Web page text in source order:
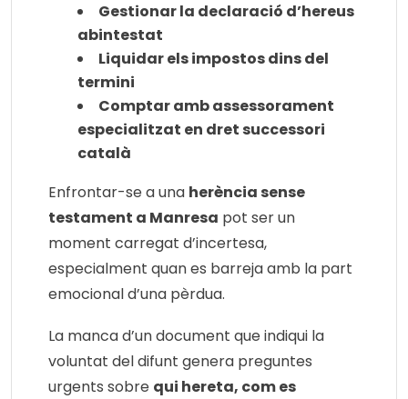
Gestionar la declaració d’hereus
abintestat
Liquidar els impostos dins del
termini
Comptar amb assessorament
especialitzat en dret successori
català
Enfrontar-se a una herència sense
testament a Manresa pot ser un
moment carregat d’incertesa,
especialment quan es barreja amb la part
emocional d’una pèrdua.
La manca d’un document que indiqui la
voluntat del difunt genera preguntes
urgents sobre qui hereta, com es